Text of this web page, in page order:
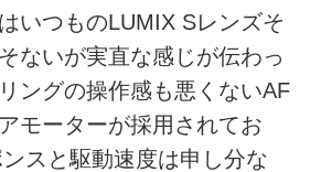
いつものLUMIX Sレンズそ
ないが実直な感じが伝わっ
ングの操作感も悪くないAF
モーターが採用されてお
スと駆動速度は申し分な